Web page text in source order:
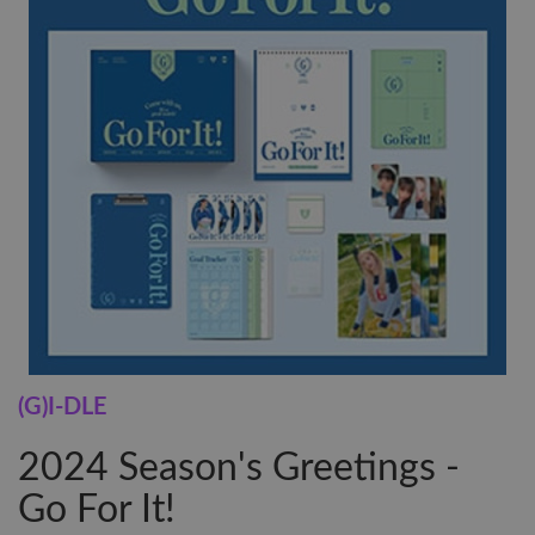
(G)I-DLE
2024 Season's Greetings -
Go For It!